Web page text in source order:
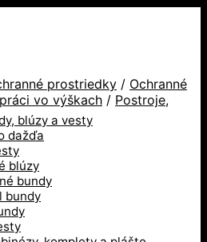
blúzy a vesty
dažďa
blúzy
bundy
bundy
prostriedky / Ochranné
vo výškach / Postroje,